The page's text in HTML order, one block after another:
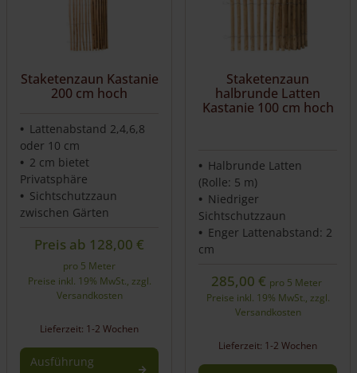
der
Produktseite
werden
können
Produktseite
Staketenzaun Kastanie
200 cm hoch
Lattenabstand 2,4,6,8
oder 10 cm
2 cm bietet
Privatsphäre
Sichtschutzzaun
zwischen Gärten
Preis ab 128,00 €
pro 5 Meter
Preise inkl. 19% MwSt., zzgl.
Versandkosten
Lieferzeit: 1-2 Wochen
Ausführung
Staketenzaun
halbrunde Latten
Kastanie 100 cm hoch
Halbrunde Latten
(Rolle: 5 m)
Niedriger
Sichtschutzzaun
Enger Lattenabstand: 2
cm
285,00 € pro 5 Meter
Preise inkl. 19% MwSt., zzgl.
Versandkosten
Lieferzeit: 1-2 Wochen